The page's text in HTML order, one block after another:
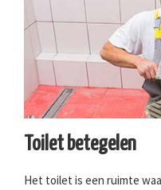
Toilet betegelen
Het toilet is een ruimte